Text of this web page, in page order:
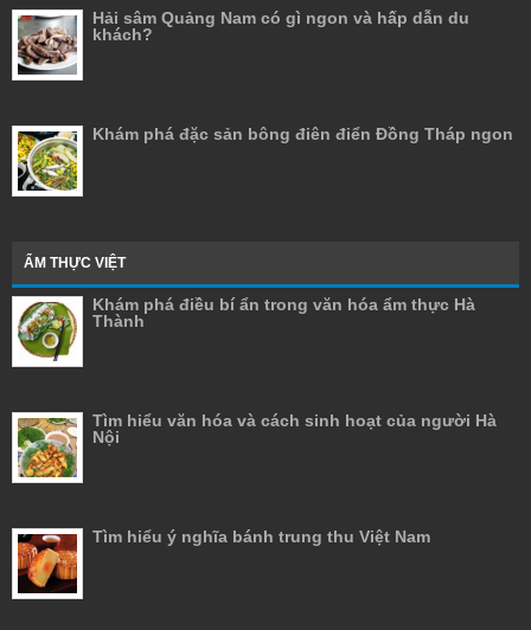
Hải sâm Quảng Nam có gì ngon và hấp dẫn du
khách?
Khám phá đặc sản bông điên điển Đồng Tháp ngon
ẨM THỰC VIỆT
Khám phá điều bí ẩn trong văn hóa ẩm thực Hà
Thành
Tìm hiểu văn hóa và cách sinh hoạt của người Hà
Nội
Tìm hiểu ý nghĩa bánh trung thu Việt Nam